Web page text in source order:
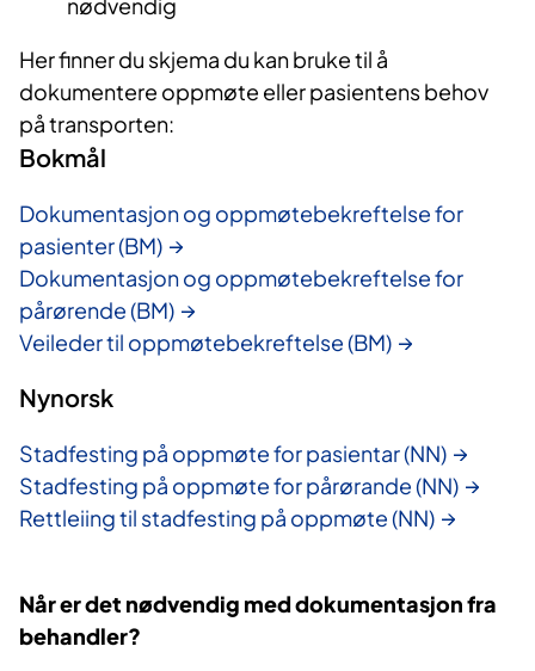
Her finner du skjema du kan bruke til å
dokumentere oppmøte eller pasientens behov
på transporten:
Bokmål
Dokumentasjon og oppmøtebekreftelse for
pasienter (BM)
Dokumentasjon og oppmøtebekreftelse for
pårørende (BM)
Veileder til oppmøtebekreftelse (BM)
Nynorsk
Stadfesting på oppmøte for pasientar (NN)
Stadfesting på oppmøte for pårørande (NN)
Rettleiing til stadfesting på oppmøte (NN)
Når er det nødvendig med dokumentasjon fra
behandler?